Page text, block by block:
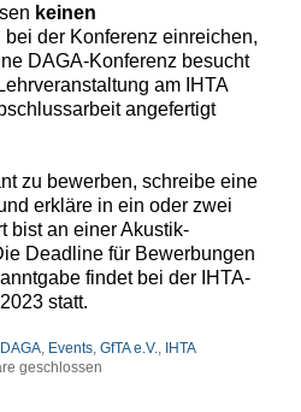
keinen
der Konferenz einreichen,
DAGA-Konferenz besucht
am IHTA
angefertigt
zu bewerben, schreibe eine
erkläre in ein oder zwei
bist an einer Akustik-
Deadline für Bewerbungen
findet bei der IHTA-
statt.
DAGA, Events, GfTA e.V.
IHTA
geschlossen